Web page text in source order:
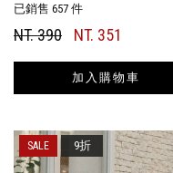
已銷售 657 件
NT. 390 NT. 351
加入購物車
9折